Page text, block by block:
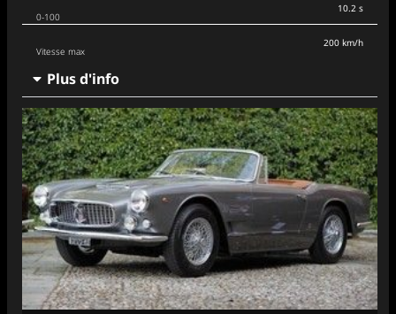
0-100
Vitesse max
10.2 s
200 km/h
Plus d'info